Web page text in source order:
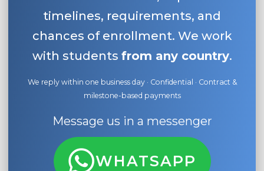
timelines, requirements, and
chances of enrollment. We work
with students from any country.
We reply within one business day · Confidential · Contract &
milestone-based payments
Message us in a messenger
WHATSAPP